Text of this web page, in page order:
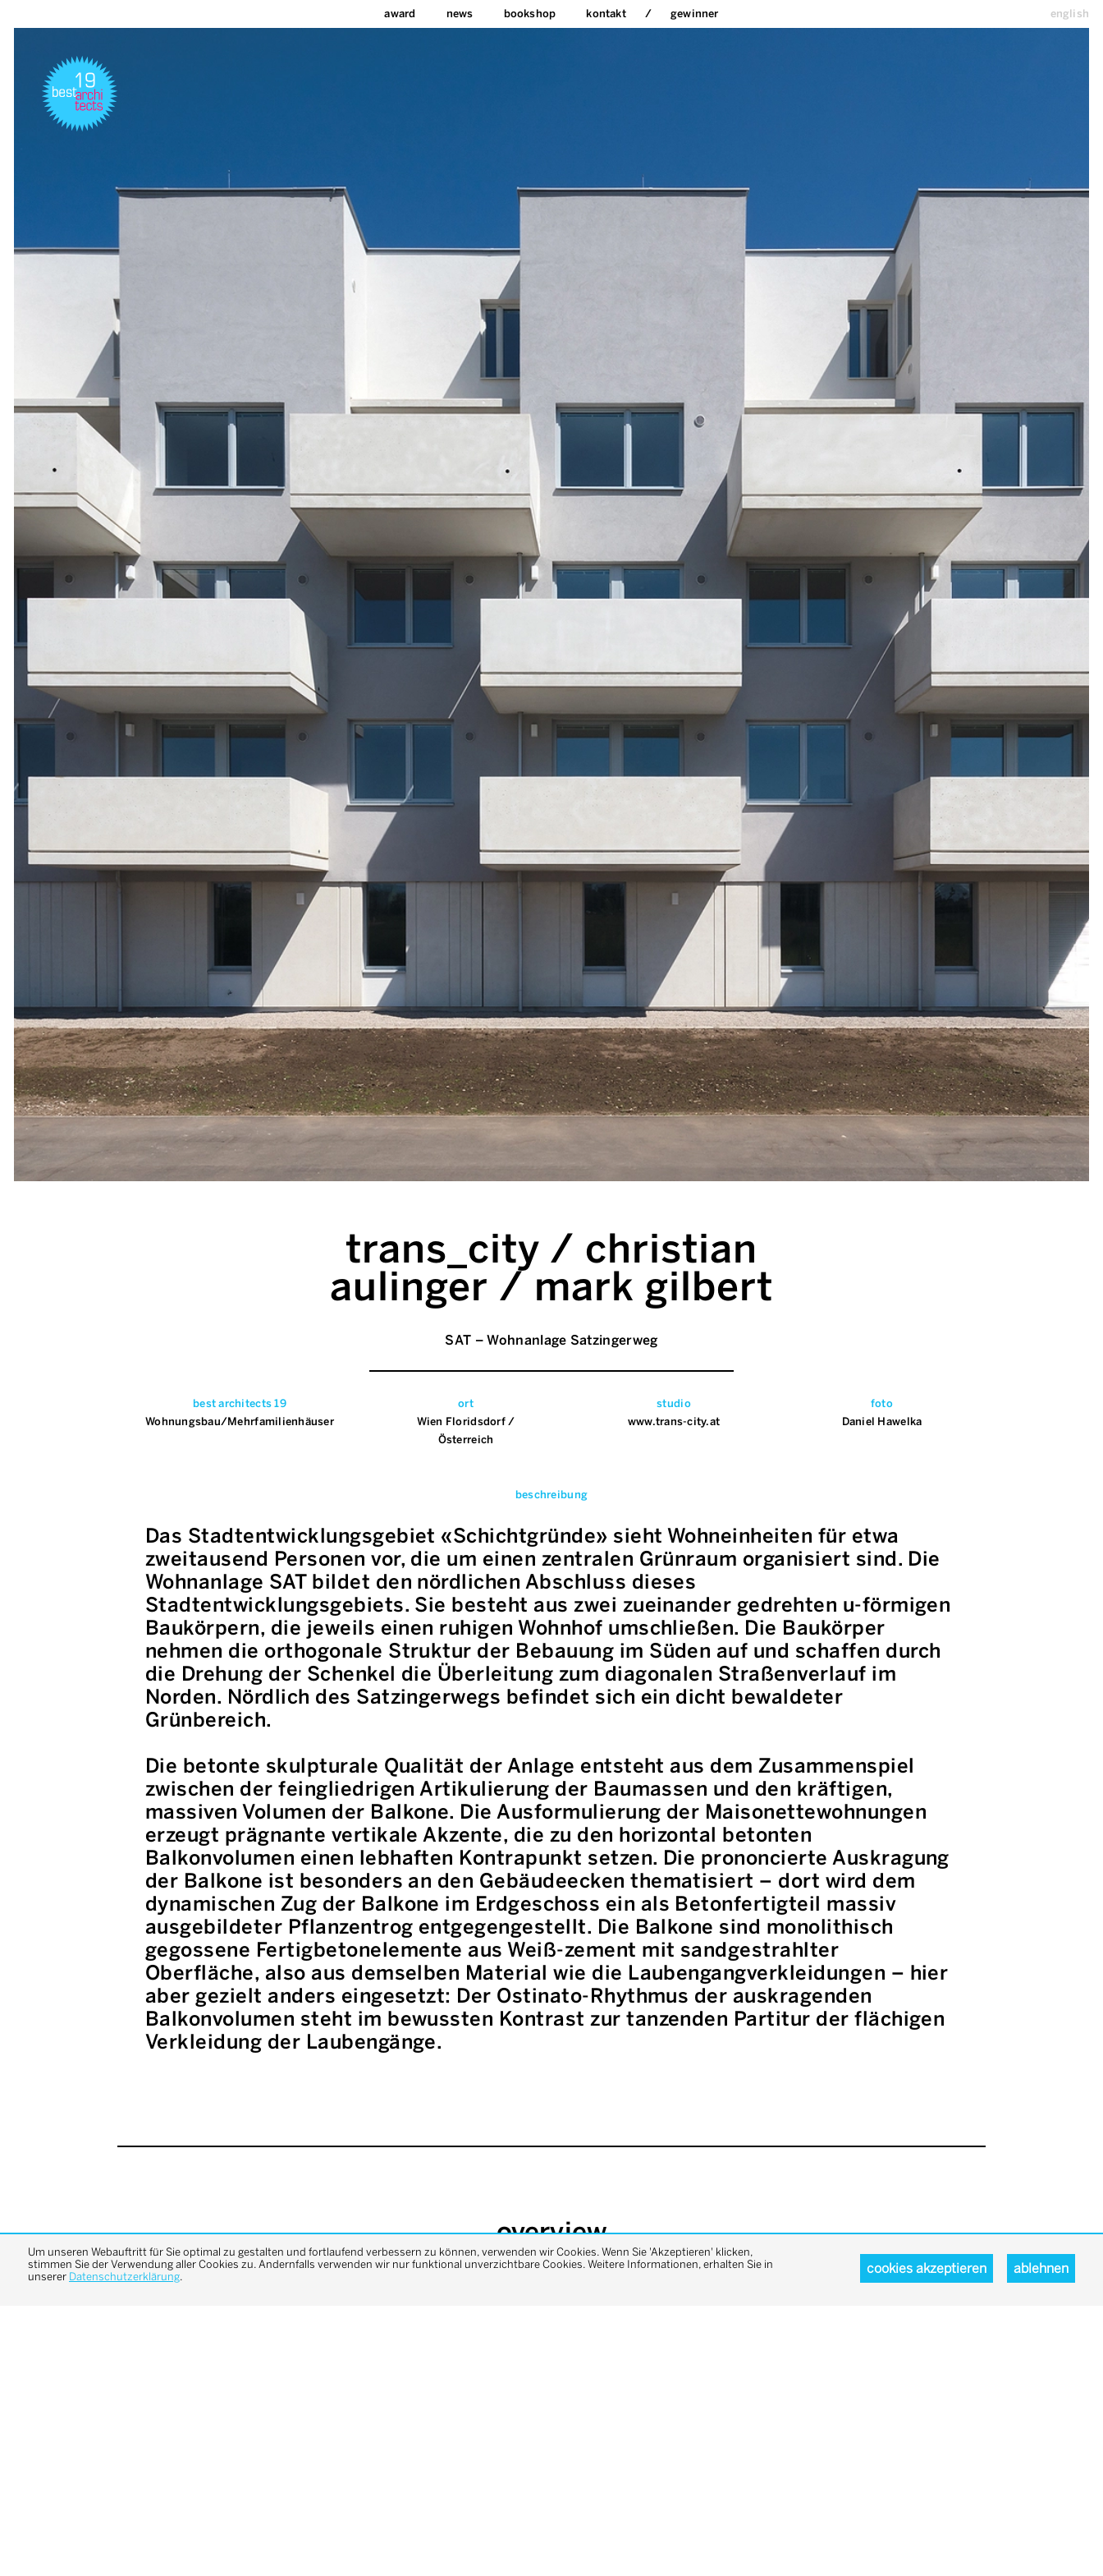
award news bookshop kontakt gewinner english
trans_city / christian
aulinger / mark gilbert
SAT – Wohnanlage Satzingerweg
best architects 19
Wohnungsbau/Mehrfamilienhäuser
ort
Wien Floridsdorf /
Österreich
studio
www.trans-city.at
foto
Daniel Hawelka
beschreibung
Das Stadtentwicklungsgebiet «Schichtgründe» sieht Wohneinheiten für etwa
zweitausend Personen vor, die um einen zentralen Grünraum organisiert sind. Die
Wohnanlage SAT bildet den nördlichen Abschluss dieses
Stadtentwicklungsgebiets. Sie besteht aus zwei zueinander gedrehten u-förmigen
Baukörpern, die jeweils einen ruhigen Wohnhof umschließen. Die Baukörper
nehmen die orthogonale Struktur der Bebauung im Süden auf und schaffen durch
die Drehung der Schenkel die Überleitung zum diagonalen Straßenverlauf im
Norden. Nördlich des Satzingerwegs befindet sich ein dicht bewaldeter
Grünbereich.
Die betonte skulpturale Qualität der Anlage entsteht aus dem Zusammenspiel
zwischen der feingliedrigen Artikulierung der Baumassen und den kräftigen,
massiven Volumen der Balkone. Die Ausformulierung der Maisonettewohnungen
erzeugt prägnante vertikale Akzente, die zu den horizontal betonten
Balkonvolumen einen lebhaften Kontrapunkt setzen. Die prononcierte Auskragung
der Balkone ist besonders an den Gebäudeecken thematisiert – dort wird dem
dynamischen Zug der Balkone im Erdgeschoss ein als Betonfertigteil massiv
ausgebildeter Pflanzentrog entgegengestellt. Die Balkone sind monolithisch
gegossene Fertigbetonelemente aus Weiß-zement mit sandgestrahlter
Oberfläche, also aus demselben Material wie die Laubengangverkleidungen – hier
aber gezielt anders eingesetzt: Der Ostinato-Rhythmus der auskragenden
Balkonvolumen steht im bewussten Kontrast zur tanzenden Partitur der flächigen
Verkleidung der Laubengänge.
overview
Um unseren Webauftritt für Sie optimal zu gestalten und fortlaufend verbessern zu können, verwenden wir Cookies. Wenn Sie 'Akzeptieren' klicken,
stimmen Sie der Verwendung aller Cookies zu. Andernfalls verwenden wir nur funktional unverzichtbare Cookies. Weitere Informationen, erhalten Sie in
unserer Datenschutzerklärung.
cookies akzeptieren ablehnen